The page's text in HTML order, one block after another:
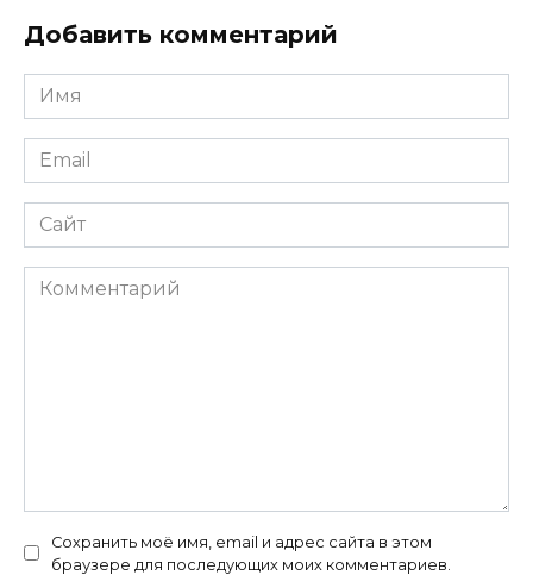
Добавить комментарий
Имя
*
Email
*
Сайт
Комментарий
Сохранить моё имя, email и адрес сайта в этом
браузере для последующих моих комментариев.